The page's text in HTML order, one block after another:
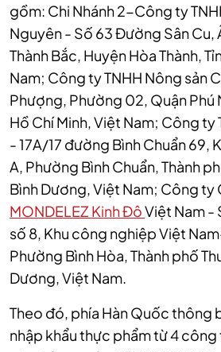
gồm: Chi Nhánh 2-Công ty
Nguyên - Số 63 Đường Sân Cu,
Thành Bắc, Huyện Hòa Thành,
Nam; Công ty TNHH Nông sản
Phượng, Phường 02, Quận Phú
Hồ Chí Minh, Việt Nam; Công ty
- 17A/17 đường Bình Chuẩn 69,
A, Phường Bình Chuẩn, Thành
Bình Dương, Việt Nam; Công ty
MONDELEZ Kinh ĐôViệt Nam -
số 8, Khu công nghiệp Việt
Phường Bình Hòa, Thành phố
Dương, Việt Nam.
Theo đó, phía Hàn Quốc thông
nhập khẩu thực phẩm từ 4